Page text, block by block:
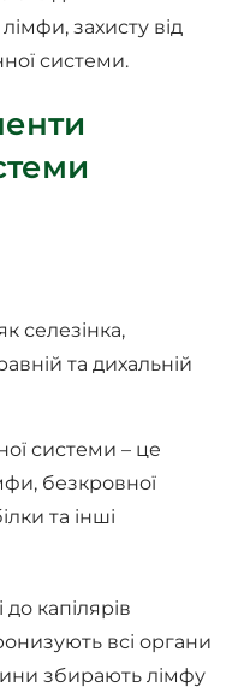
захисту від
системи.
селезінка,
та дихальній
системи – це
безкровної
та інші
капілярів
всі органи
збирають лімфу